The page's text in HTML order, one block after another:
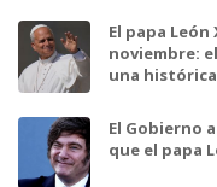
El papa
noviembre:
una
El Gobierno
que el papa